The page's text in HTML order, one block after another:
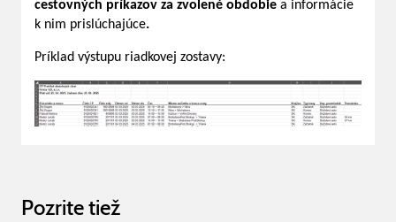
cestovných príkazov za zvolené obdobie a informácie
k nim prislúchajúce.
Príklad výstupu riadkovej zostavy:
Pozrite tiež